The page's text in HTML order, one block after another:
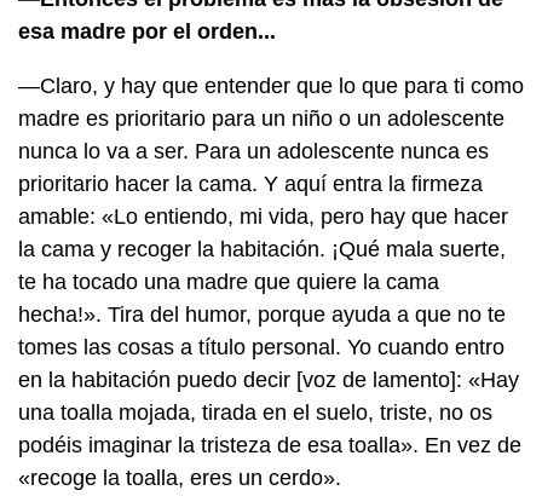
esa madre por el orden...
—Claro, y hay que entender que lo que para ti como
madre es prioritario para un niño o un adolescente
nunca lo va a ser. Para un adolescente nunca es
prioritario hacer la cama. Y aquí entra la firmeza
amable: «Lo entiendo, mi vida, pero hay que hacer
la cama y recoger la habitación. ¡Qué mala suerte,
te ha tocado una madre que quiere la cama
hecha!». Tira del humor, porque ayuda a que no te
tomes las cosas a título personal. Yo cuando entro
en la habitación puedo decir [voz de lamento]: «Hay
una toalla mojada, tirada en el suelo, triste, no os
podéis imaginar la tristeza de esa toalla». En vez de
«recoge la toalla, eres un cerdo».